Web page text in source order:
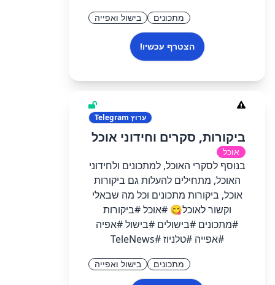
מתכונים בישול ואפייה
הצטרף עכשיו!
ערוץ
ביקורות, סקרים וחידוני אוכל
אוכל
בנוסף לסקרי האוכל, למתכונים ולחידוני
האוכל, מתחילים להעלות גם ביקורות
אוכל, ביקורות מתכונים וכל מה שבאלי
וקשור לאוכל😋 #אוכל #ביקורות
#מתכונים #בישולים #בישול #אפיה
#אפייה #טלניוז #TeleNews
מתכונים בישול ואפייה